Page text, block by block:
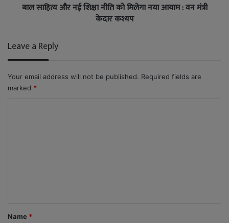
बाल साहित्य और नई शिक्षा नीति को मिलेगा नया आयाम : वन मंत्री
केदार कश्यप
Leave a Reply
Your email address will not be published. Required fields are
marked *
*
Name *